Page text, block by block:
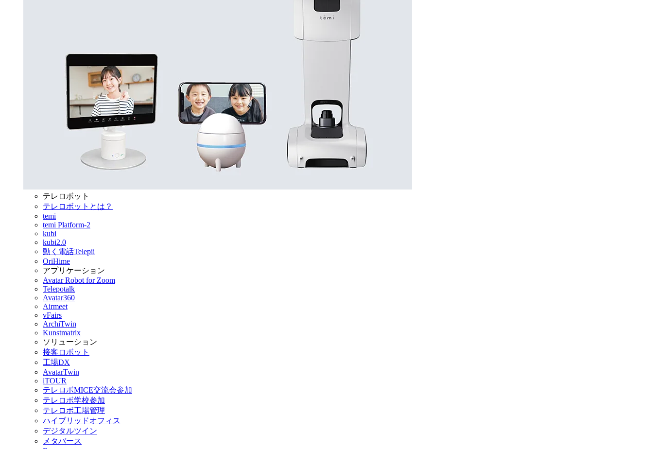
テレロボット
テレロボットとは？
temi
temi Platform-2
kubi
kubi2.0
動く電話Telepii
OriHime
アプリケーション
Avatar Robot for Zoom
Telepotalk
Avatar360
Airmeet
vFairs
ArchiTwin
Kunstmatrix
ソリューション
接客ロボット
工場DX
AvatarTwin
iTOUR
テレロボMICE交流会参加
テレロボ学校参加
テレロボ工場管理
ハイブリッドオフィス
デジタルツイン
メタバース